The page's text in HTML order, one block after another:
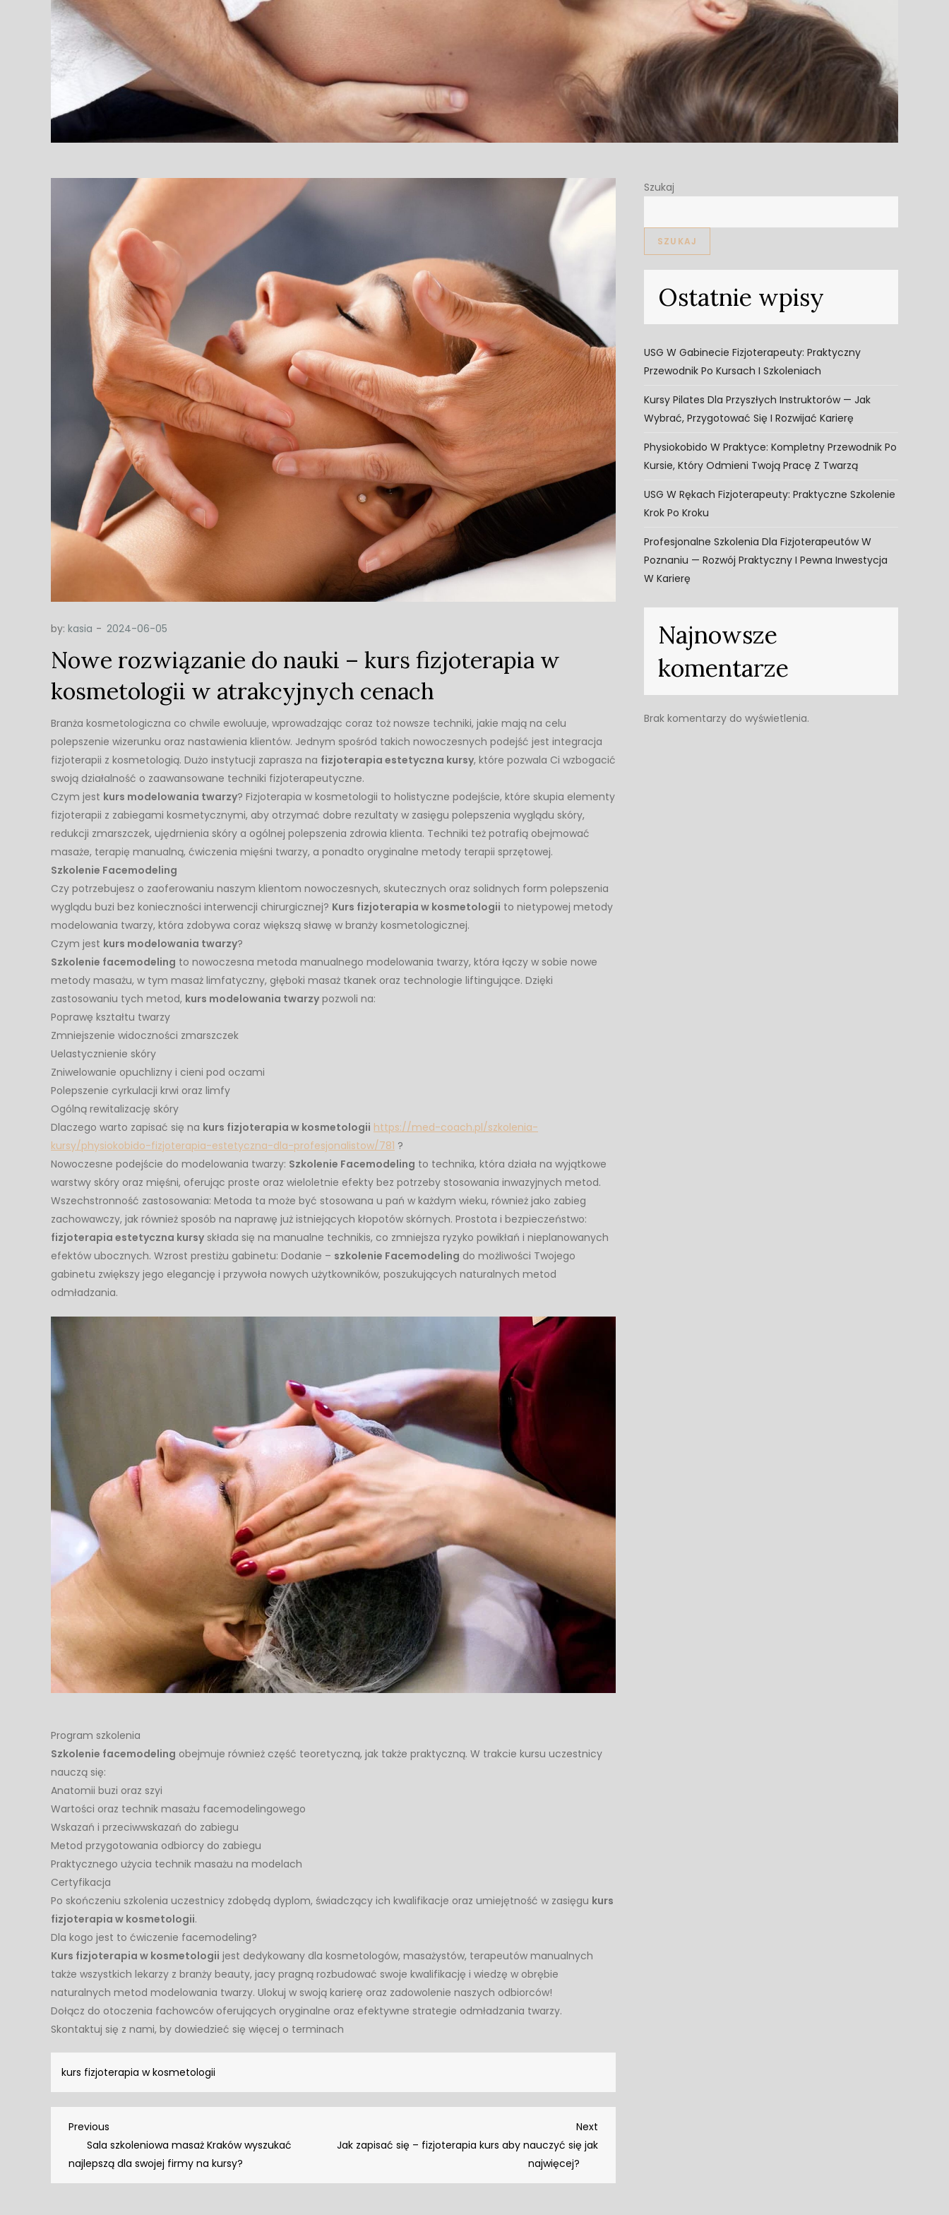
by: kasia
Nowe rozwiązanie do nauki – kurs fizjoterapia w
kosmetologii w atrakcyjnych cenach
Branża kosmetologiczna co chwile ewoluuje, wprowadzając coraz toż nowsze techniki, jakie mają na celu
polepszenie wizerunku oraz nastawienia klientów. Jednym spośród takich nowoczesnych podejść jest integracja
fizjoterapii z kosmetologią. Dużo instytucji zaprasza na fizjoterapia estetyczna kursy, które pozwala Ci wzbogacić
swoją działalność o zaawansowane techniki fizjoterapeutyczne.
Czym jest kurs modelowania twarzy? Fizjoterapia w kosmetologii to holistyczne podejście, które skupia elementy
fizjoterapii z zabiegami kosmetycznymi, aby otrzymać dobre rezultaty w zasięgu polepszenia wyglądu skóry,
redukcji zmarszczek, ujędrnienia skóry a ogólnej polepszenia zdrowia klienta. Techniki też potrafią obejmować
masaże, terapię manualną, ćwiczenia mięśni twarzy, a ponadto oryginalne metody terapii sprzętowej.
Szkolenie Facemodeling
Czy potrzebujesz o zaoferowaniu naszym klientom nowoczesnych, skutecznych oraz solidnych form polepszenia
wyglądu buzi bez konieczności interwencji chirurgicznej? Kurs fizjoterapia w kosmetologii to nietypowej metody
modelowania twarzy, która zdobywa coraz większą sławę w branży kosmetologicznej.
Czym jest kurs modelowania twarzy?
Szkolenie facemodeling to nowoczesna metoda manualnego modelowania twarzy, która łączy w sobie nowe
metody masażu, w tym masaż limfatyczny, głęboki masaż tkanek oraz technologie liftingujące. Dzięki
zastosowaniu tych metod, kurs modelowania twarzy pozwoli na:
Poprawę kształtu twarzy
Zmniejszenie widoczności zmarszczek
Uelastycznienie skóry
Zniwelowanie opuchlizny i cieni pod oczami
Polepszenie cyrkulacji krwi oraz limfy
Ogólną rewitalizację skóry
Dlaczego warto zapisać się na kurs fizjoterapia w kosmetologii https://med-coach.pl/szkolenia-
kursy/physiokobido-fizjoterapia-estetyczna-dla-profesjonalistow/781 ?
Nowoczesne podejście do modelowania twarzy: Szkolenie Facemodeling to technika, która działa na wyjątkowe
warstwy skóry oraz mięśni, oferując proste oraz wieloletnie efekty bez potrzeby stosowania inwazyjnych metod.
Wszechstronność zastosowania: Metoda ta może być stosowana u pań w każdym wieku, również jako zabieg
zachowawczy, jak również sposób na naprawę już istniejących kłopotów skórnych. Prostota i bezpieczeństwo:
fizjoterapia estetyczna kursy składa się na manualne technikis, co zmniejsza ryzyko powikłań i nieplanowanych
efektów ubocznych. Wzrost prestiżu gabinetu: Dodanie – szkolenie Facemodeling do możliwości Twojego
gabinetu zwiększy jego elegancję i przywoła nowych użytkowników, poszukujących naturalnych metod
odmładzania.
Program szkolenia
Szkolenie facemodeling obejmuje również część teoretyczną, jak także praktyczną. W trakcie kursu uczestnicy
nauczą się:
Anatomii buzi oraz szyi
Wartości oraz technik masażu facemodelingowego
Wskazań i przeciwwskazań do zabiegu
Metod przygotowania odbiorcy do zabiegu
Praktycznego użycia technik masażu na modelach
Certyfikacja
Po skończeniu szkolenia uczestnicy zdobędą dyplom, świadczący ich kwalifikacje oraz umiejętność w zasięgu kurs
fizjoterapia w kosmetologii.
Dla kogo jest to ćwiczenie facemodeling?
Kurs fizjoterapia w kosmetologii jest dedykowany dla kosmetologów, masażystów, terapeutów manualnych
także wszystkich lekarzy z branży beauty, jacy pragną rozbudować swoje kwalifikację i wiedzę w obrębie
naturalnych metod modelowania twarzy. Ulokuj w swoją karierę oraz zadowolenie naszych odbiorców!
Dołącz do otoczenia fachowców oferujących oryginalne oraz efektywne strategie odmładzania twarzy.
Skontaktuj się z nami, by dowiedzieć się więcej o terminach
kurs fizjoterapia w kosmetologii
Nawigacja
wpisu
Previous
Post
Previous
Sala szkoleniowa masaż Kraków wyszukać
najlepszą dla swojej firmy na kursy?
Post
Next
Jak zapisać się – fizjoterapia kurs aby nauczyć się jak
najwięcej?
Szukaj
SZUKAJ
Ostatnie wpisy
USG W Gabinecie Fizjoterapeuty: Praktyczny
Przewodnik Po Kursach I Szkoleniach
Kursy Pilates Dla Przyszłych Instruktorów — Jak
Wybrać, Przygotować Się I Rozwijać Karierę
Physiokobido W Praktyce: Kompletny Przewodnik Po
Kursie, Który Odmieni Twoją Pracę Z Twarzą
USG W Rękach Fizjoterapeuty: Praktyczne Szkolenie
Krok Po Kroku
Profesjonalne Szkolenia Dla Fizjoterapeutów W
Poznaniu — Rozwój Praktyczny I Pewna Inwestycja
W Karierę
Najnowsze
komentarze
Brak komentarzy do wyświetlenia.